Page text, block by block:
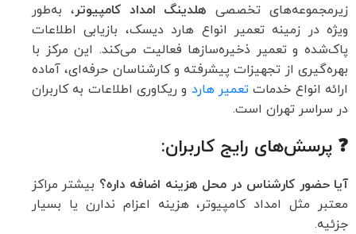
زیرمجموعه‌های تخصصی هلدینگ امداد کامپیوتر، به‌طور
ویژه در زمینه تعمیر انواع هارد دیسک، بازیابی اطلاعات
پاک‌شده و تعمیر ذخیره‌سازها فعالیت می‌کند. این مرکز با
بهره‌گیری از تجهیزات پیشرفته و کارشناسان حرفه‌ای، آماده
ارائه انواع خدمات تعمیر هارد و ریکاوری اطلاعات به کاربران
در سراسر تهران است.
❓ پرسش‌های رایج کاربران:
آیا حضور کارشناس در محل هزینه اضافه داره؟ بیشتر مراکز
معتبر مثل امداد کامپیوتر، هزینه اعزام ندارن یا بسیار
جزئیه.